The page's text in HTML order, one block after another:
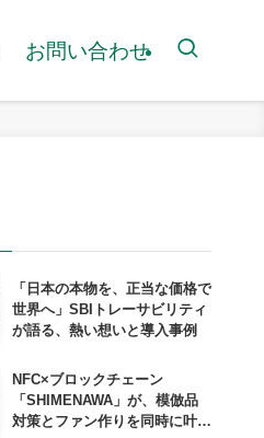
お問い合わせ
「日本の本物を、正当な価格で
世界へ」SBIトレーサビリティ
が語る、熱い想いと導入事例
NFC×ブロックチェーン
「SHIMENAWA」が、模倣品
対策とファン作りを同時に叶え